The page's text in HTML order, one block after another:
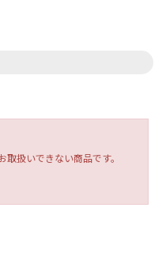
扱いできない商品です。